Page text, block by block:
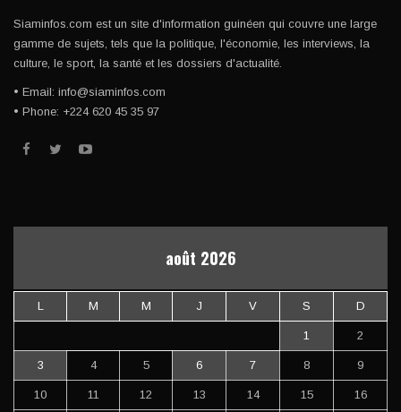
Siaminfos.com est un site d'information guinéen qui couvre une large
gamme de sujets, tels que la politique, l'économie, les interviews, la
culture, le sport, la santé et les dossiers d'actualité.
• Email: info@siaminfos.com
• Phone: +224 620 45 35 97
août 2026
L M M J V S D
1 2
3 4 5 6 7 8 9
10 11 12 13 14 15 16